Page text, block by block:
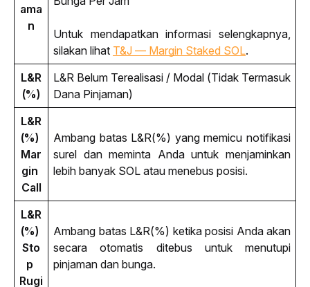
ama
n
Untuk mendapatkan informasi selengkapnya,
silakan lihat T&J — Margin Staked SOL.
L&R
(%)
L&R Belum Terealisasi / Modal (Tidak Termasuk
Dana Pinjaman)
L&R
(%)
Mar
gin
Call
Ambang batas L&R(%) yang memicu notifikasi
surel dan meminta Anda untuk menjaminkan
lebih banyak SOL atau menebus posisi.
L&R
(%)
Sto
p
Rugi
Ambang batas L&R(%) ketika posisi Anda akan
secara otomatis ditebus untuk menutupi
pinjaman dan bunga.